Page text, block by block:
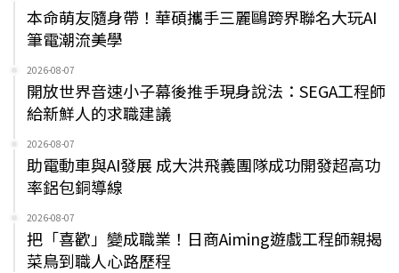
本命萌友隨身帶！華碩攜手三麗鷗跨界聯名大玩AI
筆電潮流美學
2026-08-07
開放世界音速小子幕後推手現身說法：SEGA工程師
給新鮮人的求職建議
2026-08-07
助電動車與AI發展 成大洪飛義團隊成功開發超高功
率鋁包銅導線
2026-08-07
把「喜歡」變成職業！日商Aiming遊戲工程師親揭
菜鳥到職人心路歷程